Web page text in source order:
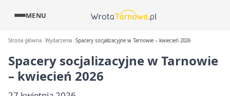
MENU
Strona główna Wydarzenia Spacery socjalizacyjne w Tarnowie – kwiecień 2026
Spacery socjalizacyjne w Tarnowie
– kwiecień 2026